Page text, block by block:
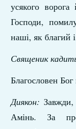
усякого
Господи,
наші, як благий
Священик
Благословен
Диякон: Завжди,
Амінь. За